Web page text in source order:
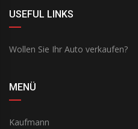
USEFUL LINKS
Wollen Sie Ihr Auto verkaufen?
MENÜ
Kaufmann